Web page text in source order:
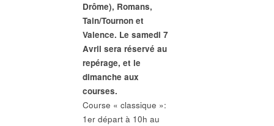
Drôme), Romans,
Tain/Tournon et
Valence. Le samedi 7
Avril sera réservé au
repérage, et le
dimanche aux
courses.
Course « classique »:
1er départ à 10h au